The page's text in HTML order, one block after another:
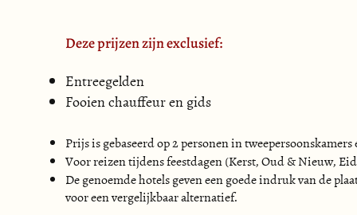
Overnachting in Souly Beach Lodge, Salalah.
Dag 15 – Salalah
Taqa Castle.
Overnachting in Souly Beach Lodge, Salalah.
Dag 16 – Salalah
Deze prijzen zijn exclusief:
Entreegelden
Fooien chauffeur en gids
Prijs is gebaseerd op 2 personen in
Voor reizen tijdens feestdagen (Kerst, Oud & Nieuw,
De genoemde hotels geven een goede indruk van de
voor een vergelijkbaar alternatief.